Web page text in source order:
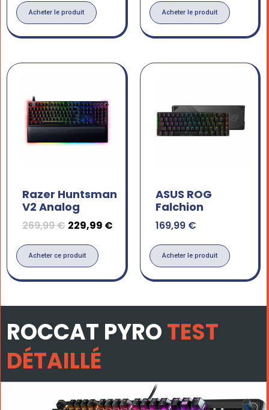
Acheter le produit Acheter le produit
Razer Huntsman
V2 Analog
269,99€ 229,99 €
Acheter ce produit
ASUS ROG
Falchion
169,99 €
Acheter le produit
ROCCAT PYROTEST
DÉTAILLÉ